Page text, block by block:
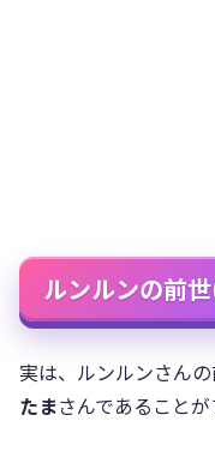
ルンルンの前
実は、ルンルンさん
たまさんであること